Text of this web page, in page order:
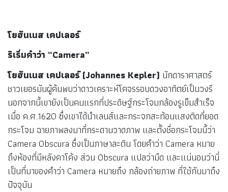
โยฮันเนส เคปเลอร์
ริเริ่มคำว่า “Camera”